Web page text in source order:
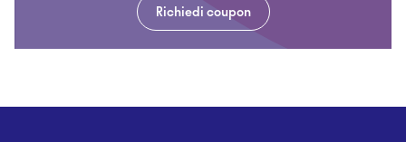
Richiedi coupon